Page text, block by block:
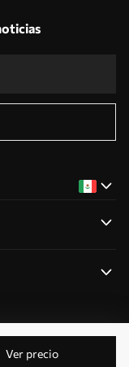
Ver precio
reservados.